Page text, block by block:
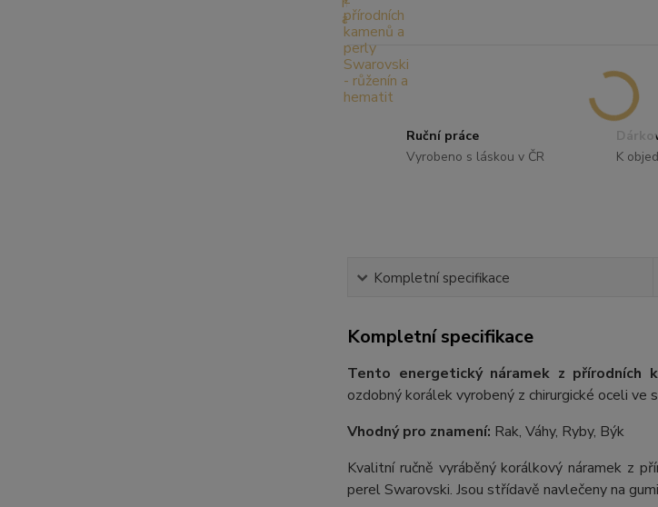
Ruční práce
Vyrobeno s láskou v ČR
K
Kompletní specifikace
Kompletní specifikace
Tento energetický náramek z přírodních
ozdobný korálek vyrobený z chirurgické oceli
Vhodný pro znamení: Rak, Váhy, Ryby, Býk
Kvalitní ručně vyráběný korálkový náramek z
perel Swarovski. Jsou střídavě navlečeny na